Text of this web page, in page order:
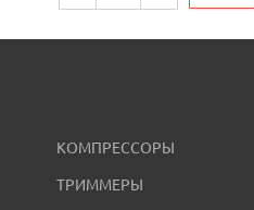
КОМПРЕССОРЫ
ТРИММЕРЫ